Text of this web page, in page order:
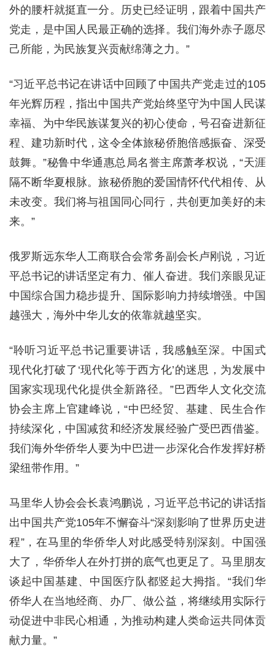
外的腰杆就挺直一分。历史已经证明，跟着中国共产
党走，是中国人民最正确的选择。我们海外赤子愿尽
己所能，为民族复兴贡献绵薄之力。”
“习近平总书记在讲话中回顾了中国共产党走过的105
年光辉历程，指出中国共产党始终坚守为中国人民谋
幸福、为中华民族谋复兴的初心使命，号召奋进新征
程、建功新时代，这令全体旅秘侨胞倍感振奋、深受
鼓舞。”秘鲁中华通惠总局名誉主席萧孝权说，“天涯
隔不断华夏根脉。旅秘侨胞的爱国情怀代代相传、从
未改变。我们将与祖国同心同行，共创更加美好的未
来。”
俄罗斯远东华人工商联合会常务副会长卢刚说，习近
平总书记的讲话坚定有力、催人奋进。我们亲眼见证
中国综合国力稳步提升、国际影响力持续增强。中国
越强大，海外中华儿女的依靠就越坚实。
“聆听习近平总书记重要讲话，我感触至深。中国式
现代化打破了‘现代化等于西方化’的迷思，为发展中
国家实现现代化提供全新路径。”巴西华人文化交流
协会主席上官建峰说，“中巴经贸、基建、民生合作
持续深化，中国减贫和经济发展经验广受巴西借鉴。
我们海外华侨华人要为中巴进一步深化合作发挥好桥
梁纽带作用。”
马里华人协会会长袁鸿鹏说，习近平总书记的讲话指
出中国共产党105年不懈奋斗“深刻影响了世界历史进
程”，在马里的华侨华人对此感受特别深刻。中国强
大了，华侨华人在外打拼的底气也更足了。马里朋友
谈起中国基建、中国医疗队都竖起大拇指。“我们华
侨华人在当地经商、办厂、做公益，将继续用实际行
动促进中非民心相通，为推动构建人类命运共同体贡
献力量。”